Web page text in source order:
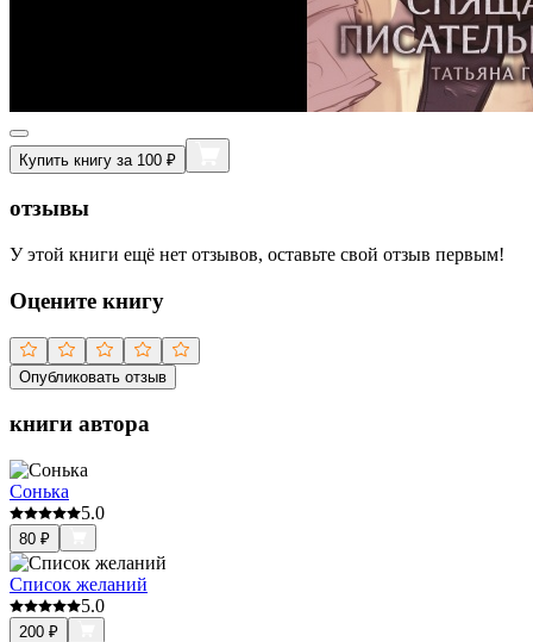
Купить книгу за 100 ₽
отзывы
У этой книги ещё нет отзывов, оставьте свой отзыв первым!
Оцените книгу
Опубликовать отзыв
книги автора
Сонька
5.0
80 ₽
Список желаний
5.0
200 ₽